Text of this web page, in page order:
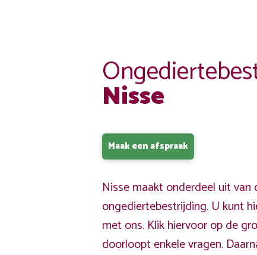
Nisse
Maak een afspraak
Nisse maakt onderdeel uit
ongediertebestrijding. U kunt
met ons. Klik hiervoor op de
doorloopt enkele vragen.